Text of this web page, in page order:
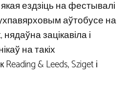
ездзіць на фестывалі
аўтобусе на
зацікавіла і
на такіх
& Leeds, Sziget і